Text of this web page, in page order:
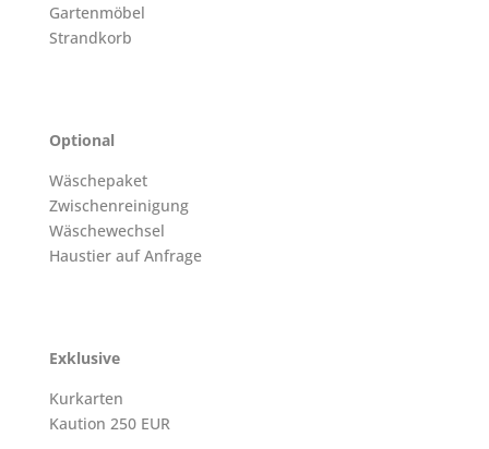
Gartenmöbel
Strandkorb
Optional
Wäschepaket
Zwischenreinigung
Wäschewechsel
Haustier auf Anfrage
Exklusive
Kurkarten
Kaution 250 EUR